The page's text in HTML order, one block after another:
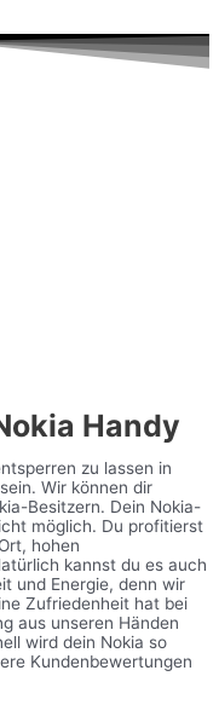
Handy
zu lassen in
Wir können dir
Besitzern. Dein Nokia-
möglich. Du profitierst
hohen
kannst du es auch
und Energie, denn wir
Zufriedenheit hat bei
aus unseren Händen
wird dein Nokia so
Kundenbewertungen